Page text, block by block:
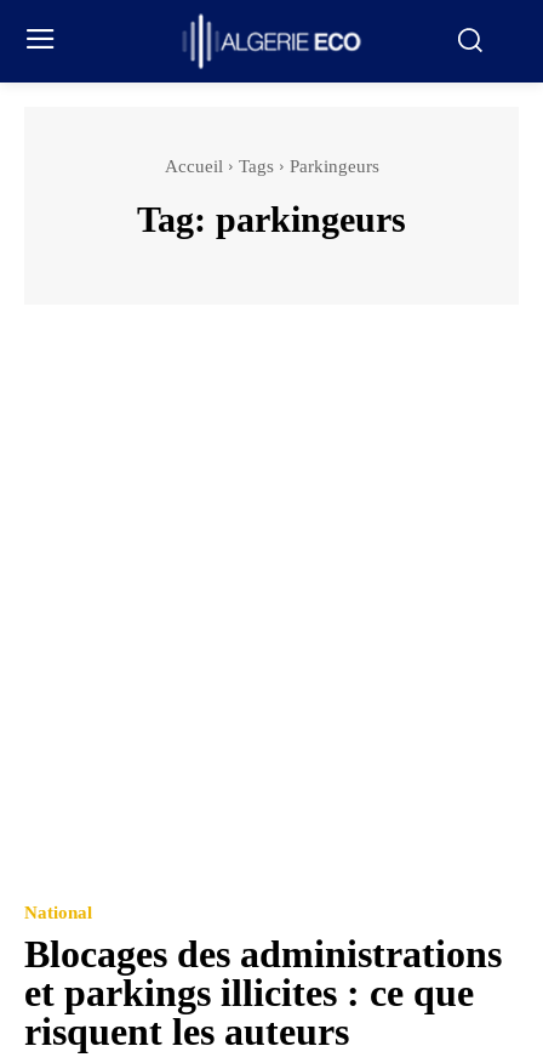
Accueil Tags Parkingeurs
Tag: parkingeurs
National
Blocages des administrations
et parkings illicites : ce que
risquent les auteurs